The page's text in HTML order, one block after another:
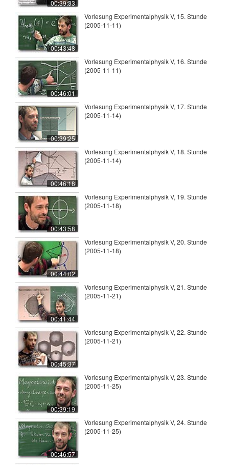
00:39:33
00:43:48
Vorlesung Experimentalphysik V, 15. Stunde
(2005-11-11)
00:46:01
Vorlesung Experimentalphysik V, 16. Stunde
(2005-11-11)
00:39:25
Vorlesung Experimentalphysik V, 17. Stunde
(2005-11-14)
00:46:18
Vorlesung Experimentalphysik V, 18. Stunde
(2005-11-14)
00:43:58
Vorlesung Experimentalphysik V, 19. Stunde
(2005-11-18)
00:44:02
Vorlesung Experimentalphysik V, 20. Stunde
(2005-11-18)
00:41:44
Vorlesung Experimentalphysik V, 21. Stunde
(2005-11-21)
00:45:37
Vorlesung Experimentalphysik V, 22. Stunde
(2005-11-21)
00:39:19
Vorlesung Experimentalphysik V, 23. Stunde
(2005-11-25)
00:46:57
Vorlesung Experimentalphysik V, 24. Stunde
(2005-11-25)